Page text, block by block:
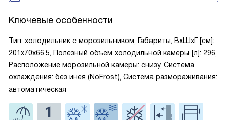
Ключевые особенности
Тип: холодильник с морозильником, Габариты, ВxШxГ [см]:
201x70x66.5, Полезный объем холодильной камеры [л]: 296,
Расположение морозильной камеры: снизу, Система
охлаждения: без инея (NoFrost), Система размораживания:
автоматическая